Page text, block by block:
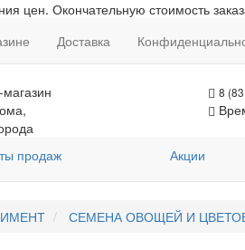
цен. Окончательную стоимость
Доставка
8
продаж Акции
СЕМЕНА ОВОЩЕЙ И